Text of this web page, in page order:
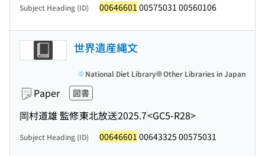
Subject Heading (ID) 00646601 00575031 00560106
世界遺産縄文
Paper 図書
岡村道雄 監修東北放送2025.7<GC5-R28>
National Diet Library Other Libraries in Japan
Subject Heading (ID) 00646601 00643325 00575031